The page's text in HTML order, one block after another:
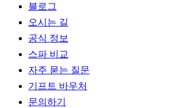
블로그
오시는 길
공식 정보
스파 비교
자주 묻는 질문
기프트 바우처
문의하기